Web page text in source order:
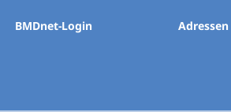
BMDnet-Login Adressen